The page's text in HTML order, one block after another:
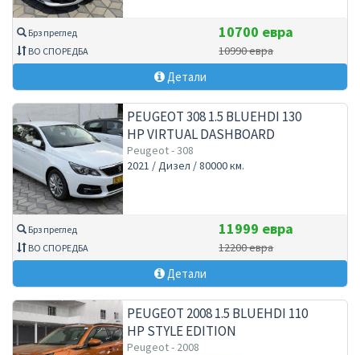
Брз преглед
ВО СПОРЕДБА
10700 евра
10990 евра
Детали
PEUGEOT 308 1.5 BLUEHDI 130
HP VIRTUAL DASHBOARD
ALLURE
Peugeot - 308
2021 / Дизел / 80000 км.
Брз преглед
ВО СПОРЕДБА
11999 евра
12200 евра
Детали
PEUGEOT 2008 1.5 BLUEHDI 110
HP STYLE EDITION
Peugeot - 2008